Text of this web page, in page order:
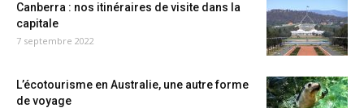
Canberra : nos itinéraires de visite dans la
capitale
7 septembre 2022
L’écotourisme en Australie, une autre forme
de voyage